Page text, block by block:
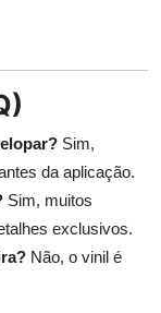
Sim,
da aplicação.
Sim, muitos
exclusivos.
Não, o vinil é